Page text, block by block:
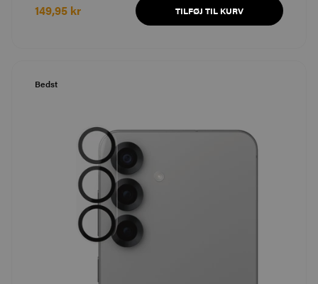
149,95 kr TILFØJ TIL KURV
Bedst